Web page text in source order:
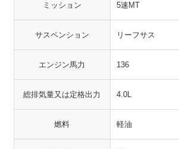
ミッション 5速MT
サスペンション リーフサス
エンジン馬力 136
総排気量又は定格出力 4.0L
燃料 軽油